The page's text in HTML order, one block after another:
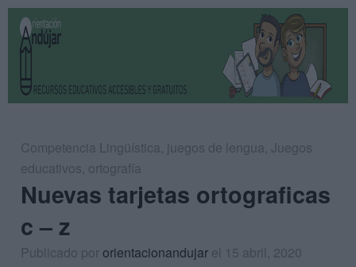
Competencia Lingüística, juegos de lengua, Juegos
educativos, ortografía
Nuevas tarjetas ortograficas
c – z
Publicado pororientacionandujar el 15 abril, 2020